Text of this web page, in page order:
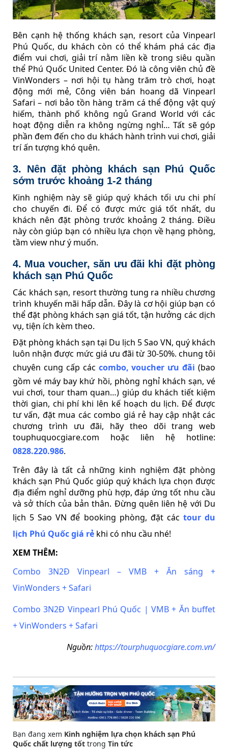
Bên cạnh hệ thống khách sạn, resort của Vinpearl
Phú Quốc, du khách còn có thể khám phá các địa
điểm vui chơi, giải trí nằm liền kề trong siêu quần
thể Phú Quốc United Center. Đó là công viên chủ đề
VinWonders – nơi hội tụ hàng trăm trò chơi, hoạt
động mới mẻ, Công viên bán hoang dã Vinpearl
Safari – nơi bảo tồn hàng trăm cá thể động vật quý
hiếm, thành phố không ngủ Grand World với các
hoạt động diễn ra không ngừng nghỉ… Tất sẽ góp
phần đem đến cho du khách hành trình vui chơi, giải
trí ấn tượng khó quên.
3. Nên đặt phòng khách sạn Phú Quốc
sớm trước khoảng 1-2 tháng
Kinh nghiệm này sẽ giúp quý khách tối ưu chi phí
cho chuyến đi. Để có được mức giá tốt nhất, du
khách nên đặt phòng trước khoảng 2 tháng. Điều
này còn giúp bạn có nhiều lựa chọn về hạng phòng,
tầm view như ý muốn.
4. Mua voucher, săn ưu đãi khi đặt phòng
khách sạn Phú Quốc
Các khách sạn, resort thường tung ra nhiều chương
trình khuyến mãi hấp dẫn. Đây là cơ hội giúp bạn có
thể đặt phòng khách sạn giá tốt, tận hưởng các dịch
vụ, tiện ích kèm theo.
Đặt phòng khách sạn tại Du lịch 5 Sao VN, quý khách
luôn nhận được mức giá ưu đãi từ 30-50%. chung tôi
chuyên cung cấp các combo, voucher ưu đãi (bao
gồm vé máy bay khứ hồi, phòng nghỉ khách sạn, vé
vui chơi, tour tham quan…) giúp du khách tiết kiệm
thời gian, chi phí khi lên kế hoạch du lịch. Để được
tư vấn, đặt mua các combo giá rẻ hay cập nhật các
chương trình ưu đãi, hãy theo dõi trang web
touphuquocgiare.com hoặc liên hệ hotline:
0828.220.986.
Trên đây là tất cả những kinh nghiệm đặt phòng
khách sạn Phú Quốc giúp quý khách lựa chọn được
địa điểm nghỉ dưỡng phù hợp, đáp ứng tốt nhu cầu
và sở thích của bản thân. Đừng quên liên hệ với Du
lịch 5 Sao VN để booking phòng, đặt các tour du
lịch Phú Quốc giá rẻ khi có nhu cầu nhé!
XEM THÊM:
Combo 3N2Đ Vinpearl – VMB + Ăn sáng +
VinWonders + Safari
Combo 3N2Đ Vinpearl Phú Quốc | VMB + Ăn buffet
+ VinWonders + Safari
Nguồn:https://tourphuquocgiare.com.vn/
Bạn đang xem Kinh nghiệm lựa chọn khách sạn Phú
Quốc chất lượng tốt trong Tin tức